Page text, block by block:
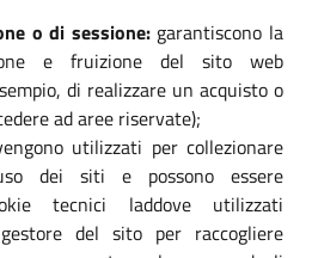
o di sessione:garantiscono la
e fruizione del sito web
di realizzare un acquisto o
ad aree riservate);
utilizzati per collezionare
dei siti e possono essere
tecnici laddove utilizzati
del sito per raccogliere